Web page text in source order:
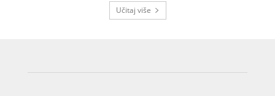
Učitaj više